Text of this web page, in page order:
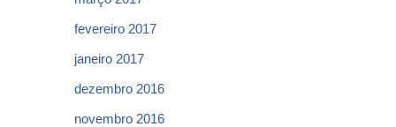
fevereiro 2017
janeiro 2017
dezembro 2016
novembro 2016